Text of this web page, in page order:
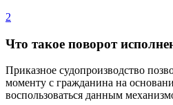
2
Что такое поворот
Приказное судопроизводство
моменту с гражданина на
воспользоваться данным